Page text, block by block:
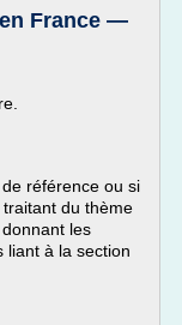
France —
référence ou si
du thème
les
liant à la section